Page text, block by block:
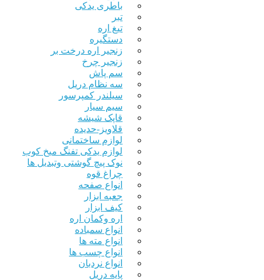
باطری یدکی
تبر
تیغ اره
دستگیره
زنجیر اره درخت بر
زنجیر چرخ
سم پاش
سه نظام دریل
سیلندر کمپرسور
سیم سیار
قاپک شیشه
قلاویز-حدیده
لوازم ساختمانی
لوازم یدکی تفنگ میخ کوب
نوک پیچ گوشتی وتبدیل ها
چراغ قوه
انواع صفحه
جعبه ابزار
کیف ابزار
اره وکمان اره
انواع سمباده
انواع مته ها
انواع چسب ها
انواع نردبان
پایه دریل